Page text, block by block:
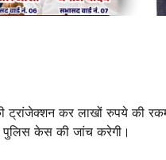
ट्रांजेक्शन कर लाखों रुपये की
पुलिस केस की जांच करेगी।